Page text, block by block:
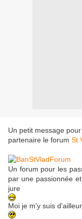
Un petit message
partenaire le forum St
Un forum pour les
par une passionnée
jure
Moi je m'y suis